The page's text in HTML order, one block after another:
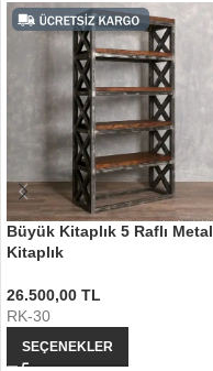
Büyük Kitaplık 5 Raflı Metal
Kitaplık
26.500,00 TL
RK-30
SEÇENEKLER